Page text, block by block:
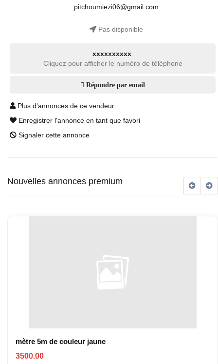
pitchoumiezi06@gmail.com
Pas disponible
xxxxxxxxxx
Cliquez pour afficher le numéro de téléphone
Répondre par email
Plus d'annonces de ce vendeur
Enregistrer l'annonce en tant que favori
Signaler cette annonce
Nouvelles annonces premium
mètre 5m de couleur jaune
3500.00